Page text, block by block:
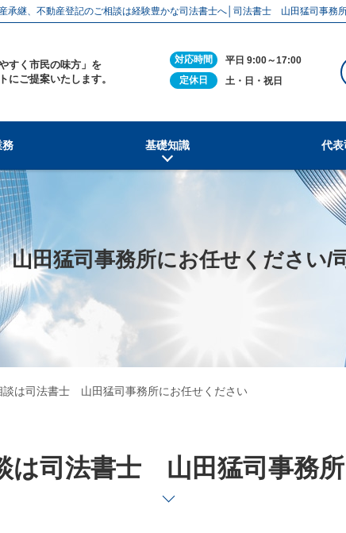
承継、不動産登記のご相談は経験豊かな司法書士へ│司法書士 山田猛司事務
すく市民の味方」を
にご提案いたします。
対応時間
平日 9:00～17:00
定休日
土・日・祝日
務 基礎知識 代表
田猛司事務所にお任せください
談は司法書士 山田猛司事務所にお任せください
は司法書士 山田猛司事務